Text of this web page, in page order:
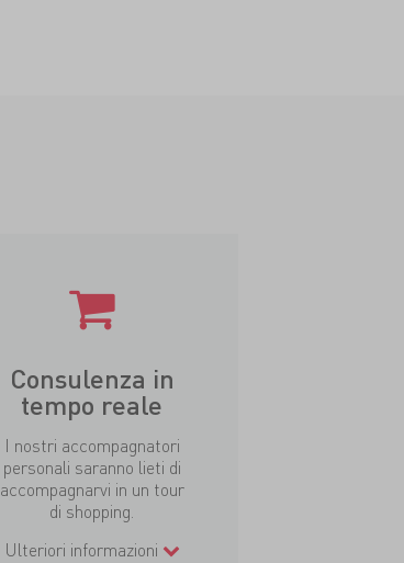
Consulenza in
tempo reale
I nostri accompagnatori
personali saranno lieti di
accompagnarvi in un tour
di shopping.
Ulteriori informazioni